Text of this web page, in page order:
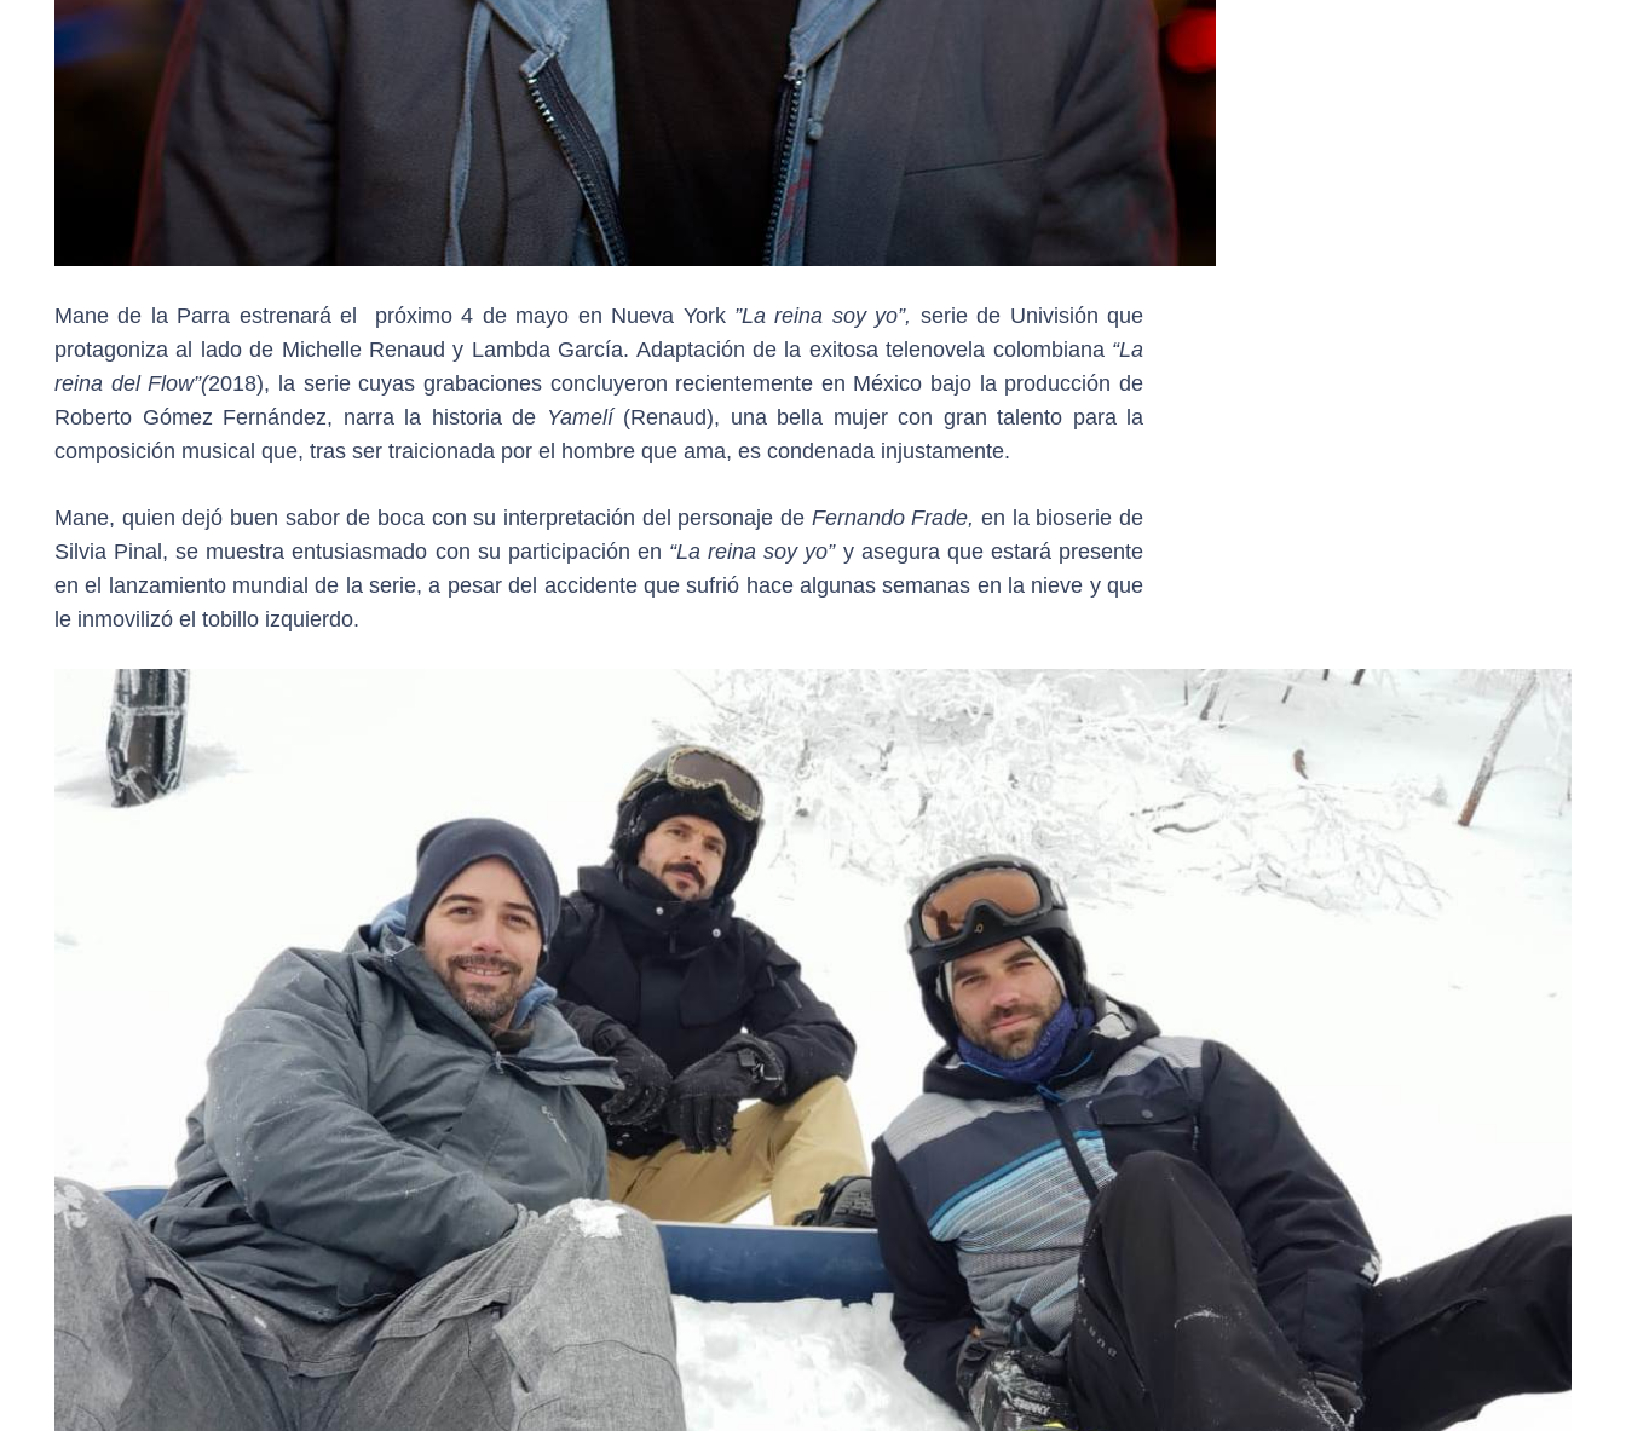
Mane de la Parra estrenará el próximo 4 de mayo en Nueva York ”La reina soy yo”, serie de Univisión que
protagoniza al lado de Michelle Renaud y Lambda García. Adaptación de la exitosa telenovela colombiana “La
reina del Flow”(2018), la serie cuyas grabaciones concluyeron recientemente en México bajo la producción de
Roberto Gómez Fernández, narra la historia de Yamelí (Renaud), una bella mujer con gran talento para la
composición musical que, tras ser traicionada por el hombre que ama, es condenada injustamente.
Mane, quien dejó buen sabor de boca con su interpretación del personaje de Fernando Frade, en la bioserie de
Silvia Pinal, se muestra entusiasmado con su participación en “La reina soy yo”y asegura que estará presente
en el lanzamiento mundial de la serie, a pesar del accidente que sufrió hace algunas semanas en la nieve y que
le inmovilizó el tobillo izquierdo.